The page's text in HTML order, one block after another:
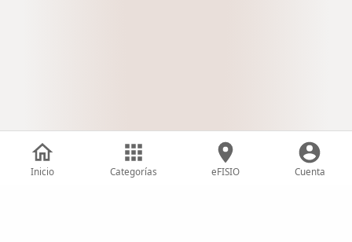
Inicio Categorías eFISIO Cuenta